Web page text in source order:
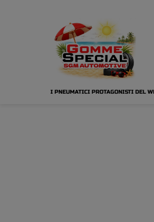
I PNEUMATICI PROTAGONISTI DEL